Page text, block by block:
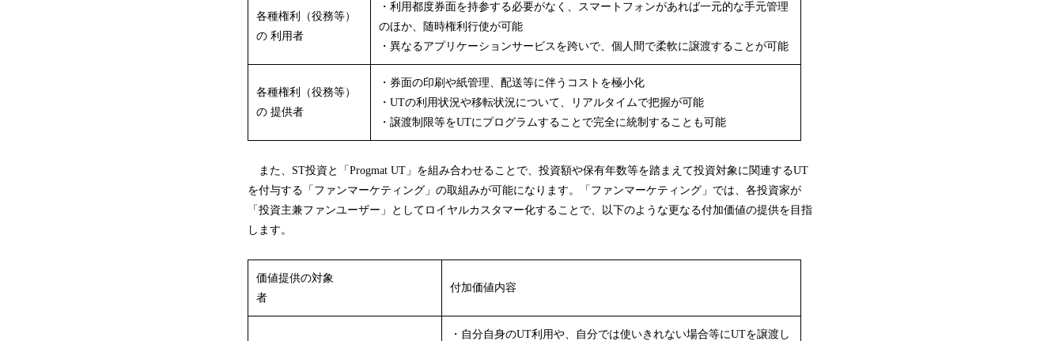
各種権利（役務等）
の 利用者
・利用都度券面を持参する必要がなく、スマートフォンがあれば一元的な手元管理
のほか、随時権利行使が可能
・異なるアプリケーションサービスを跨いで、個人間で柔軟に譲渡することが可能
各種権利（役務等）
の 提供者
・券面の印刷や紙管理、配送等に伴うコストを極小化
・UTの利用状況や移転状況について、リアルタイムで把握が可能
・譲渡制限等をUTにプログラムすることで完全に統制することも可能
また、ST投資と「Progmat UT」を組み合わせることで、投資額や保有年数等を踏まえて投資対象に関連するUT
を付与する「ファンマーケティング」の取組みが可能になります。「ファンマーケティング」では、各投資家が
「投資主兼ファンユーザー」としてロイヤルカスタマー化することで、以下のような更なる付加価値の提供を目指
します。
価値提供の対象
者
付加価値内容
・自分自身のUT利用や、自分では使いきれない場合等にUTを譲渡し